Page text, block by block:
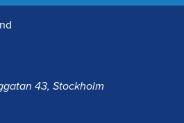
43, Stockholm